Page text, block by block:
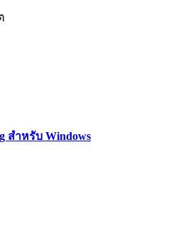
สำหรับ Windows